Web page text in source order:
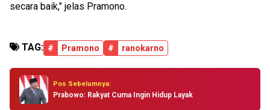
secara baik," jelas Pramono.
TAG: # Pramono # ranokarno
Pos Sebelumnya:
Prabowo: Rakyat Cuma Ingin Hidup Layak